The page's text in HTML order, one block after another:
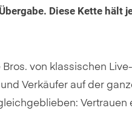
Diese Kette hält
Bros. von klassischen
Verkäufer auf der
Vertrauen